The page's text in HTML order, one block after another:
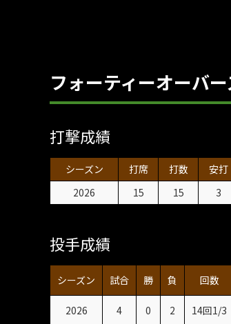
フォーティーオーバ
打撃成績
シーズン 打席 打数 安打
2026
15 15 3
投手成績
シーズン 試合 勝 負 回数
2026 4 0 2 14回1/3